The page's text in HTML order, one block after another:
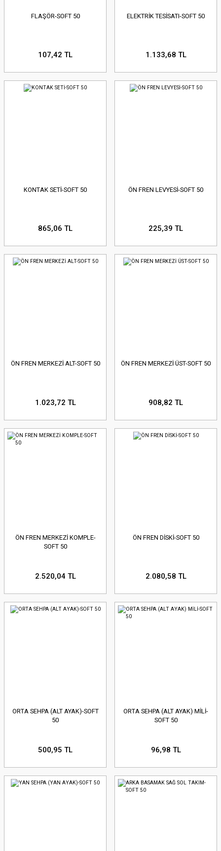
FLAŞÖR-SOFT 50
107,42 TL
ELEKTRİK TESİSATI-SOFT 50
1.133,68 TL
KONTAK SETİ-SOFT 50
865,06 TL
ÖN FREN LEVYESİ-SOFT 50
225,39 TL
ÖN FREN MERKEZİ ALT-SOFT 50
1.023,72 TL
ÖN FREN MERKEZİ ÜST-SOFT 50
908,82 TL
ÖN FREN MERKEZİ KOMPLE-
SOFT 50
2.520,04 TL
ÖN FREN DİSKİ-SOFT 50
2.080,58 TL
ORTA SEHPA (ALT AYAK)-SOFT
50
500,95 TL
ORTA SEHPA (ALT AYAK) MİLİ-
SOFT 50
96,98 TL